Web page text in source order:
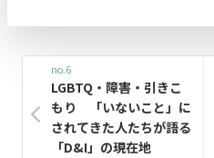
no.6
LGBTQ・障害・引きこ
もり 「いないこと」に
されてきた人たちが語る
「D&I」の現在地